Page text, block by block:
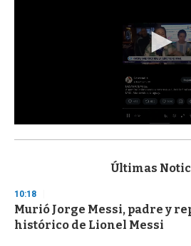
s
d
s
o
f
Últimas
10:18
Murió Jorge Messi, padre y
histórico de Lionel Messi